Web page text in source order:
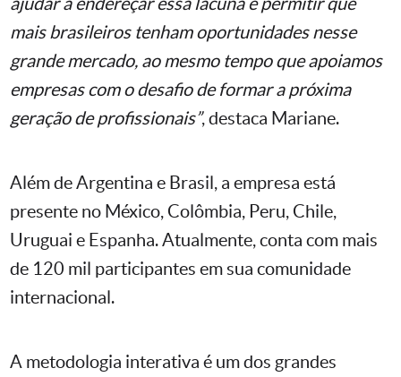
mais brasileiros tenham oportunidades nesse
grande mercado, ao mesmo tempo que apoiamos
empresas com o desafio de formar a próxima
geração de profissionais”, destaca Mariane.
Além de Argentina e Brasil, a empresa está
presente no México, Colômbia, Peru, Chile,
Uruguai e Espanha. Atualmente, conta com mais
de 120 mil participantes em sua comunidade
internacional.
A metodologia interativa é um dos grandes